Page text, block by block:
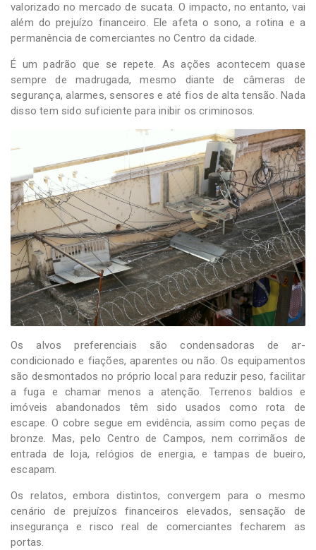
valorizado no mercado de sucata. O impacto, no entanto, vai
além do prejuízo financeiro. Ele afeta o sono, a rotina e a
permanência de comerciantes no Centro da cidade.
É um padrão que se repete. As ações acontecem quase
sempre de madrugada, mesmo diante de câmeras de
segurança, alarmes, sensores e até fios de alta tensão. Nada
disso tem sido suficiente para inibir os criminosos.
Os alvos preferenciais são condensadoras de ar-
condicionado e fiações, aparentes ou não. Os equipamentos
são desmontados no próprio local para reduzir peso, facilitar
a fuga e chamar menos a atenção. Terrenos baldios e
imóveis abandonados têm sido usados como rota de
escape. O cobre segue em evidência, assim como peças de
bronze. Mas, pelo Centro de Campos, nem corrimãos de
entrada de loja, relógios de energia, e tampas de bueiro,
escapam.
Os relatos, embora distintos, convergem para o mesmo
cenário de prejuízos financeiros elevados, sensação de
insegurança e risco real de comerciantes fecharem as
portas.